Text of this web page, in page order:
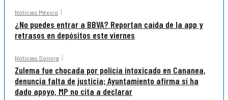
Noticias México
¿No puedes entrar a BBVA? Reportan caída de la app y
retrasos en depósitos este viernes
Noticias Sonora
Zulema fue chocada por policía intoxicado en Cananea,
denuncia falta de justicia; Ayuntamiento afirma sí ha
dado apoyo, MP no cita a declarar